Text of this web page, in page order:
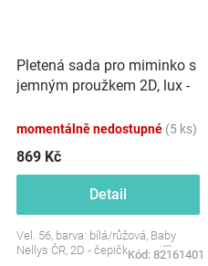
Pletená sada pro miminko s
jemným proužkem 2D, lux -
momentálně nedostupné (5 ks)
869 Kč
Detail
Vel. 56, barva: bílá/růžová, Baby
Nellys ČR, 2D - čepička+svetřík
Kód: 82161401